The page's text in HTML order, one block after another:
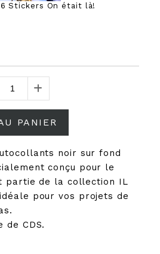
Stickers On était là!
PANIER
noir sur fond
conçu pour le
partie de la collection IL
idéale pour vos projets de
de CDS.